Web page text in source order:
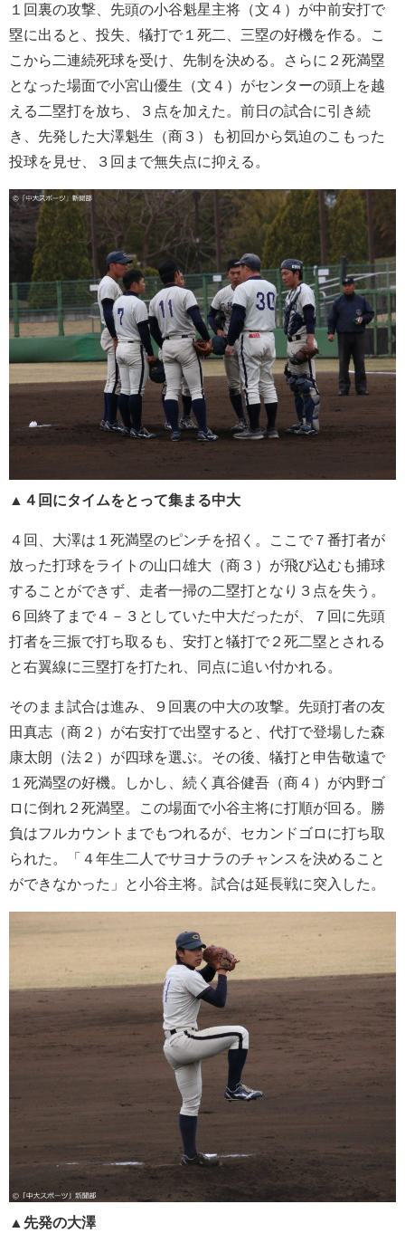
１回裏の攻撃、先頭の小谷魁星主将（文４）が中前安打で
塁に出ると、投失、犠打で１死二、三塁の好機を作る。こ
こから二連続死球を受け、先制を決める。さらに２死満塁
となった場面で小宮山優生（文４）がセンターの頭上を越
える二塁打を放ち、３点を加えた。前日の試合に引き続
き、先発した大澤魁生（商３）も初回から気迫のこもった
投球を見せ、３回まで無失点に抑える。
▲４回にタイムをとって集まる中大
４回、大澤は１死満塁のピンチを招く。ここで７番打者が
放った打球をライトの山口雄大（商３）が飛び込むも捕球
することができず、走者一掃の二塁打となり３点を失う。
６回終了まで４－３としていた中大だったが、７回に先頭
打者を三振で打ち取るも、安打と犠打で２死二塁とされる
と右翼線に三塁打を打たれ、同点に追い付かれる。
そのまま試合は進み、９回裏の中大の攻撃。先頭打者の友
田真志（商２）が右安打で出塁すると、代打で登場した森
康太朗（法２）が四球を選ぶ。その後、犠打と申告敬遠で
１死満塁の好機。しかし、続く真谷健吾（商４）が内野ゴ
ロに倒れ２死満塁。この場面で小谷主将に打順が回る。勝
負はフルカウントまでもつれるが、セカンドゴロに打ち取
られた。「４年生二人でサヨナラのチャンスを決めること
ができなかった」と小谷主将。試合は延長戦に突入した。
▲先発の大澤